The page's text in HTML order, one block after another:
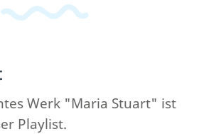
Werk "Maria Stuart" ist
Playlist.